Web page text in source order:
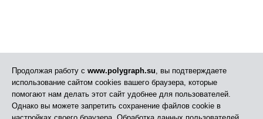
Продолжая работу с www.polygraph.su, вы подтверждаете
использование сайтом cookies вашего браузера, которые
помогают нам делать этот сайт удобнее для пользователей.
Однако вы можете запретить сохранение файлов cookie в